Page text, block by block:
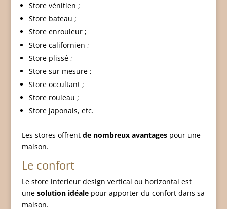
Store vénitien ;
Store bateau ;
Store enrouleur ;
Store californien ;
Store plissé ;
Store sur mesure ;
Store occultant ;
Store rouleau ;
Store japonais, etc.
Les stores offrent de nombreux avantagespour une
maison.
Le confort
Le store interieur design vertical ou horizontal est
une solution idéalepour apporter du confort dans sa
maison.